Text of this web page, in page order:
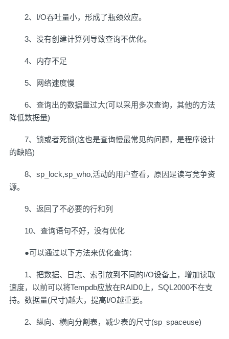
2、I/O吞吐量小，形成了瓶颈效应。
3、没有创建计算列导致查询不优化。
4、内存不足
5、网络速度慢
6、查询出的数据量过大(可以采用多次查询，其他的方法
降低数据量)
7、锁或者死锁(这也是查询慢最常见的问题，是程序设计
的缺陷)
8、sp_lock,sp_who,活动的用户查看，原因是读写竞争资
源。
9、返回了不必要的行和列
10、查询语句不好，没有优化
●可以通过以下方法来优化查询：
1、把数据、日志、索引放到不同的I/O设备上，增加读取
速度，以前可以将Tempdb应放在RAID0上，SQL2000不在支
持。数据量(尺寸)越大，提高I/O越重要。
2、纵向、横向分割表，减少表的尺寸(sp_spaceuse)